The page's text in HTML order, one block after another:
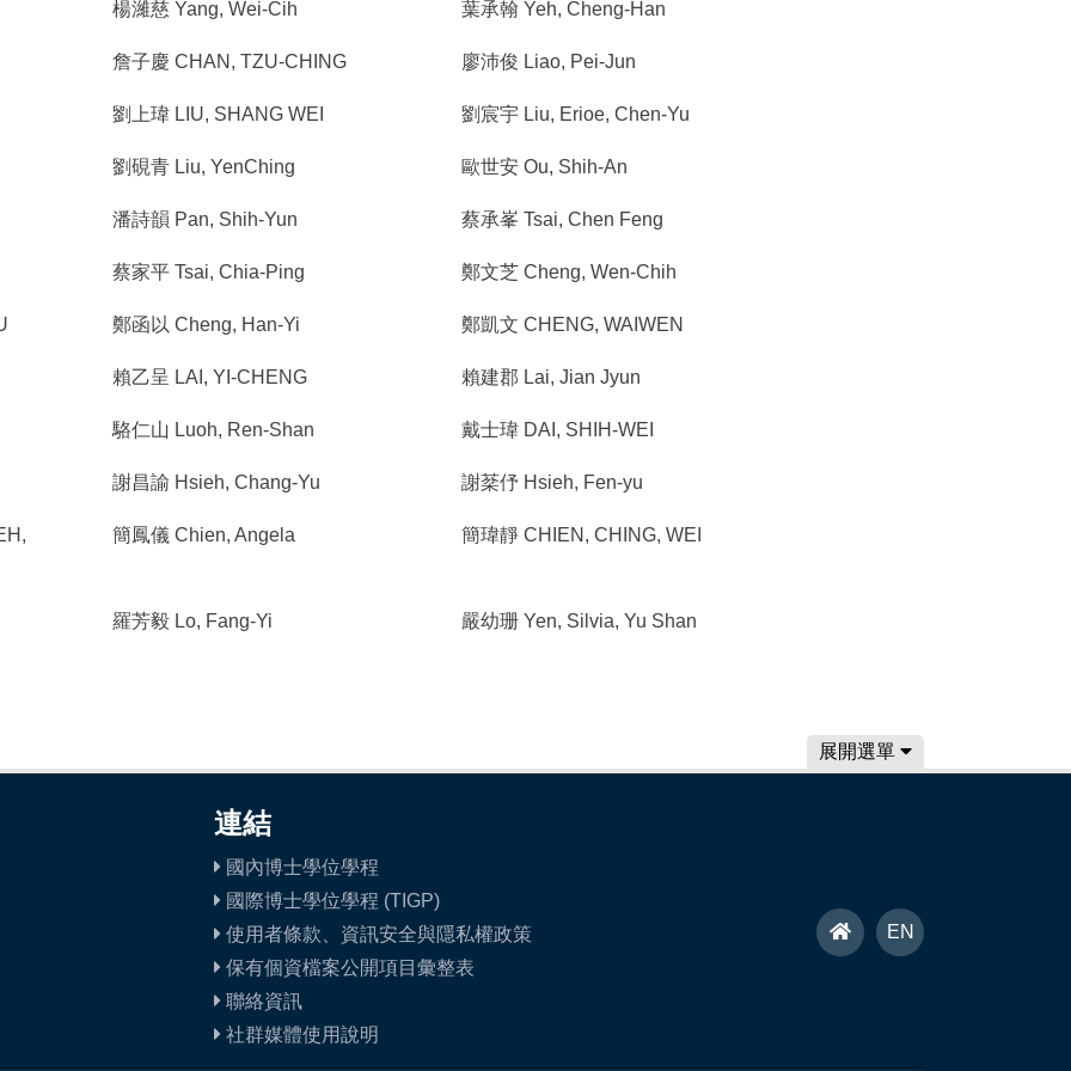
楊濰慈 Yang, Wei-Cih 葉承翰 Yeh, Cheng-Han
詹子慶 CHAN, TZU-CHING 廖沛俊 Liao, Pei-Jun
劉上瑋 LIU, SHANG WEI 劉宸宇 Liu, Erioe, Chen-Yu
劉硯青 Liu, YenChing 歐世安 Ou, Shih-An
潘詩韻 Pan, Shih-Yun 蔡承峯 Tsai, Chen Feng
蔡家平 Tsai, Chia-Ping 鄭文芝 Cheng, Wen-Chih
鄭函以 Cheng, Han-Yi 鄭凱文 CHENG, WAIWEN
賴乙呈 LAI, YI-CHENG 賴建郡 Lai, Jian Jyun
駱仁山 Luoh, Ren-Shan 戴士瑋 DAI, SHIH-WEI
謝昌諭 Hsieh, Chang-Yu 謝棻伃 Hsieh, Fen-yu
簡鳳儀 Chien, Angela 簡瑋靜 CHIEN, CHING, WEI
羅芳毅 Lo, Fang-Yi 嚴幼珊 Yen, Silvia, Yu Shan
展開選單
連結
國內博士學位學程
國際博士學位學程 (TIGP)
使用者條款、資訊安全與隱私權政策
保有個資檔案公開項目彙整表
聯絡資訊
社群媒體使用說明
首 EN